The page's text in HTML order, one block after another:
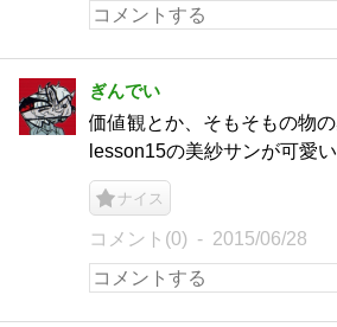
ぎんでい
価値観とか、そもそもの物の
lesson15の美紗サンが可愛い
ナイス
コメント(0) 2015/06/28